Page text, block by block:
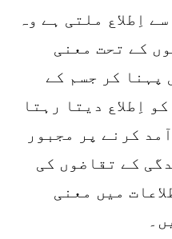
اِطلاع ملتی ہے وہ
کے تحت معنی
پہنا کر جسم کے
اِطلاع دیتا رہتا
کرنے پر مجبور
کے تقاضوں کی
میں معنی